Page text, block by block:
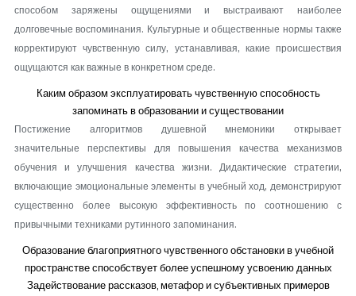
способом заряжены ощущениями и выстраивают наиболее
долговечные воспоминания. Культурные и общественные нормы также
корректируют чувственную силу, устанавливая, какие происшествия
ощущаются как важные в конкретном среде.
Каким образом эксплуатировать чувственную способность
запоминать в образовании и существовании
Постижение алгоритмов душевной мнемоники открывает
значительные перспективы для повышения качества механизмов
обучения и улучшения качества жизни. Дидактические стратегии,
включающие эмоциональные элементы в учебный ход, демонстрируют
существенно более высокую эффективность по соотношению с
привычными техниками рутинного запоминания.
Образование благоприятного чувственного обстановки в учебной
пространстве способствует более успешному усвоению данных
Задействование рассказов, метафор и субъективных примеров